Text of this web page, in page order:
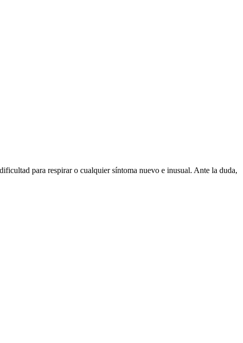
para respirar o cualquier síntoma nuevo e inusual. Ante la duda,